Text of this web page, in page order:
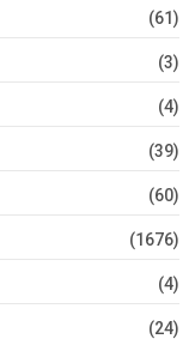
(61)
(3)
(4)
(39)
(60)
(1676)
(4)
(24)